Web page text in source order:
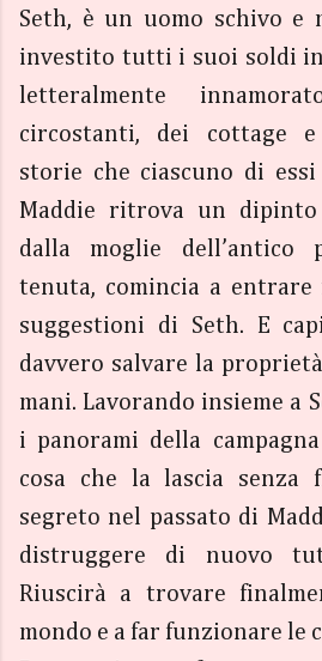
Seth, è un uomo schivo e
investito tutti i suoi soldi
letteralmente
circostanti, dei cottage
storie che ciascuno di essi
Maddie ritrova un
dalla moglie dell’antico
tenuta, comincia a
suggestioni di Seth. E
davvero salvare la
mani. Lavorando insieme a
i panorami della
cosa che la lascia senza
segreto nel passato di
distruggere di nuovo
Riuscirà a trovare
mondo e a far funzionare le